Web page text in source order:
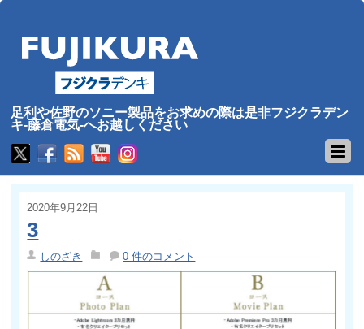
足利や佐野のソニー製品をお求めの際は是非フジクラデン
キ-藤倉電気-へお越しください
2020年9月22日
3
しのざき 0 件のコメント